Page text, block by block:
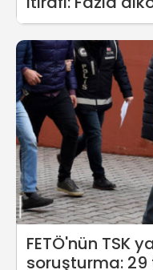
vurunca bayıldı
FETÖ'nün TSK
soruşturma: